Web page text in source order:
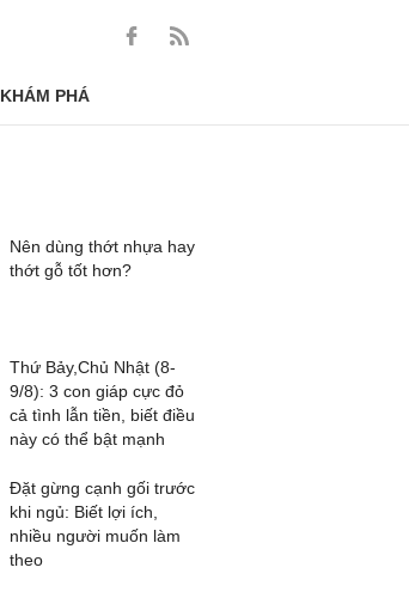
KHÁM PHÁ
Nên dùng thớt nhựa hay
thớt gỗ tốt hơn?
Thứ Bảy,Chủ Nhật (8-
9/8): 3 con giáp cực đỏ
cả tình lẫn tiền, biết điều
này có thể bật mạnh
Đặt gừng cạnh gối trước
khi ngủ: Biết lợi ích,
nhiều người muốn làm
theo